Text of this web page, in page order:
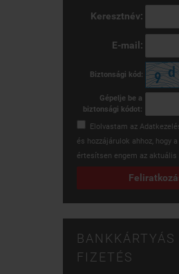
Keresztnév:
E-mail:
Biztonsági kód:
Gépelje be a
biztonsági kódot:
Elolvastam az
és hozzájárulok ahhoz, hogy
értesítsen engem az aktuális
BANKKÁRTYÁS
FIZETÉS